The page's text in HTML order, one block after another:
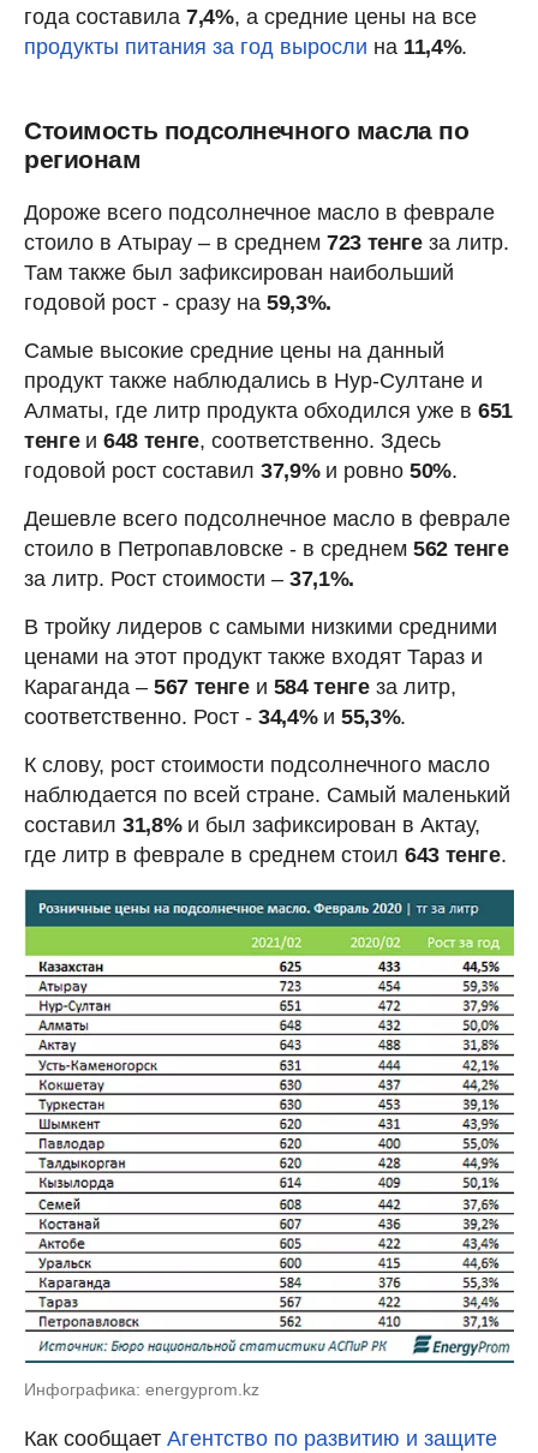
года составила 7,4%, а средние цены на все
продукты питания за год выросли на 11,4%.
Стоимость подсолнечного масла по
регионам
Дороже всего подсолнечное масло в феврале
стоило в Атырау – в среднем 723 тенгеза литр.
Там также был зафиксирован наибольший
годовой рост - сразу на 59,3%.
Самые высокие средние цены на данный
продукт также наблюдались в Нур-Султане и
Алматы, где литр продукта обходился уже в 651
тенгеи648 тенге, соответственно. Здесь
годовой рост составил 37,9%и ровно50%.
Дешевле всего подсолнечное масло в феврале
стоило в Петропавловске - в среднем 562 тенге
за литр. Рост стоимости – 37,1%.
В тройку лидеров с самыми низкими средними
ценами на этот продукт также входят Тараз и
Караганда – 567 тенгеи 584 тенгеза литр,
соответственно. Рост - 34,4%и55,3%.
К слову, рост стоимости подсолнечного масло
наблюдается по всей стране. Самый маленький
составил 31,8%и был зафиксирован в Актау,
где литр в феврале в среднем стоил 643 тенге.
Инфографика: energyprom.kz
Как сообщает Агентство по развитию и защите